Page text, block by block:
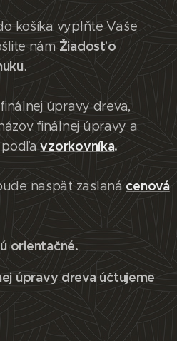
košíka vyplňte Vaše
nám Žiadosť o
.
úpravy dreva,
finálnej úpravy a
podľavzorkovníka.
naspäť zaslaná cenová
orientačné.
úpravy dreva účtujeme